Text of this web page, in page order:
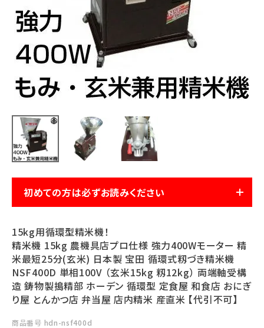
ブログ
利用ガイド
メールでのお問い合わせ
info@agriz.net
FAXでのご注文
0739-72-453224時間受付
初めての方は必ずお読みください
15kg用循環型精米機！
精米機 15kg 農機具店プロ仕様 強力400Wモーター 精
米最短25分(玄米) 日本製 宝田 循環式籾づき精米機
NSF400D 単相100V （玄米15kg 籾12kg） 両端軸受構
造 鋳物製搗精部 ホーデン 循環型 定食屋 和食店 おにぎ
り屋 とんかつ店 弁当屋 店内精米 産直米 【代引不可】
商品番号 hdn-nsf400d